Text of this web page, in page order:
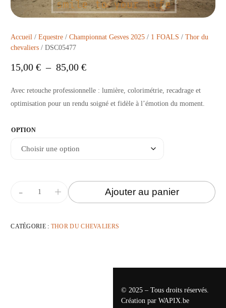
Accueil /Equestre /Championnat Gesves 2025 / 1 FOALS /Thor du
chevaliers / DSC05477
15,00€ – 85,00€
Avec retouche professionnelle : lumière, colorimétrie, recadrage et
optimisation pour un rendu soigné et fidèle à l’émotion du moment.
OPTION
+
- Ajouter au panier
CATÉGORIE : THOR DU CHEVALIERS
© 2025 – Tous droits réservés.
Création par WAPIX.be